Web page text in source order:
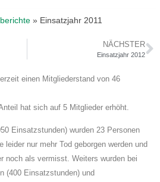
» Einsatzjahr 2011
NÄCHSTER
Einsatzjahr 2012
einen Mitgliederstand von 46
hat sich auf 5 Mitglieder erhöht.
Einsatzstunden) wurden 23 Personen
leider nur mehr Tod geborgen werden und
noch als vermisst. Weiters wurden bei
(400 Einsatzstunden) und